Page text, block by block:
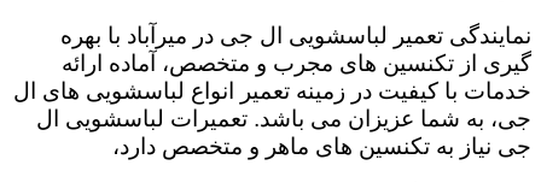
نمایندگی تعمیر لباسشویی ال جی در میرآباد با بهره
گیری از تکنسین های مجرب و متخصص، آماده ارائه
خدمات با کیفیت در زمینه تعمیر انواع لباسشویی های ال
جی، به شما عزیزان می باشد. تعمیرات لباسشویی ال
جی نیاز به تکنسین های ماهر و متخصص دارد،